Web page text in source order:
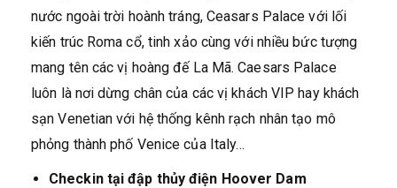
nước ngoài trời hoành tráng, Ceasars Palace với lối
kiến trúc Roma cổ, tinh xảo cùng với nhiều bức tượng
mang tên các vị hoàng đế La Mã. Caesars Palace
luôn là nơi dừng chân của các vị khách VIP hay khách
sạn Venetian với hệ thống kênh rạch nhân tạo mô
phỏng thành phố Venice của Italy…
Checkin tại đập thủy điện Hoover Dam